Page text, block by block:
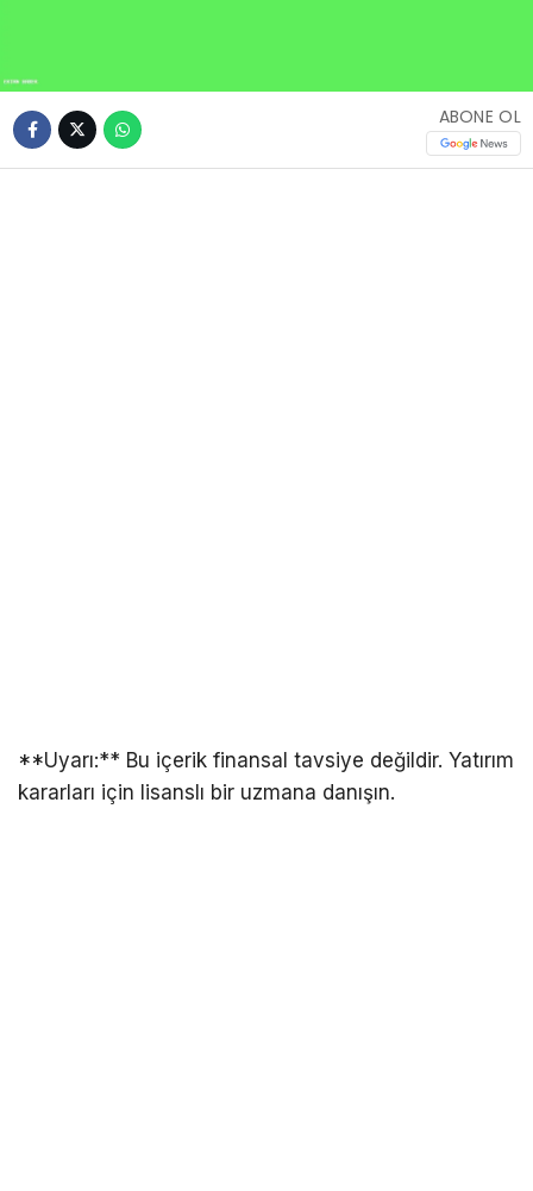
ABONE OL
**Uyarı:** Bu içerik finansal tavsiye değildir. Yatırım
kararları için lisanslı bir uzmana danışın.